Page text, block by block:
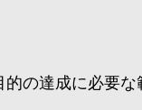
の達成に必要な